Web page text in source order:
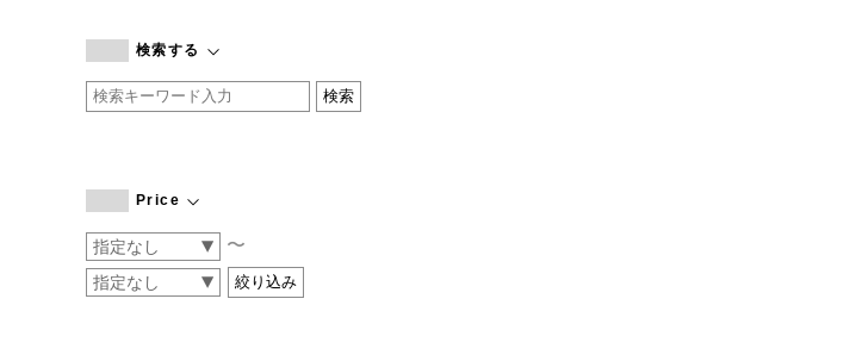
by basics
CATWORTH
COGTHEBIGSMOKE
CONVERSE
DEAN & DELUCA
検索する
Price
〜